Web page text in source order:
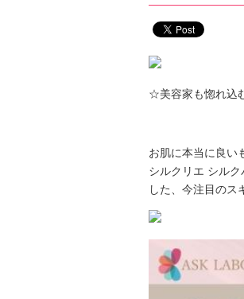
‪☆美容家も惚れ込
お肌に本当に良い
シルクリエ シル
した、今注目のス